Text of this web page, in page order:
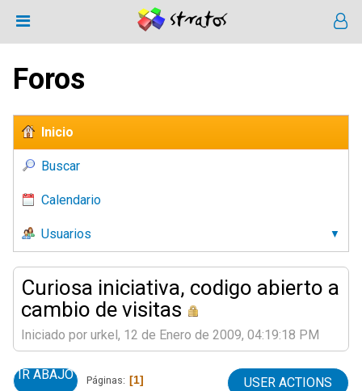
Foros
Inicio
Buscar
Calendario
Usuarios
Curiosa iniciativa, codigo abierto a
cambio de visitas
Iniciado por urkel, 12 de Enero de 2009, 04:19:18 PM
IR ABAJO Páginas 1 USER ACTIONS